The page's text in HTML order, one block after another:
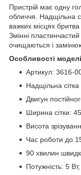
Пристрій має одну
обличчя. Надщільна
важких місцях
Змінні пластинчастий
очищаються і
Особливості
Артикул: 3616-
Надщільна сітка
Двигун
Ширина сітки:
Висота
Час роботи до
90 хвилин
Потужність: 5 Вт,